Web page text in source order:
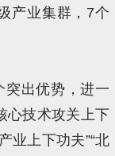
产业集群，7个
突出优势，进一
心技术攻关上下
业上下功夫”“北